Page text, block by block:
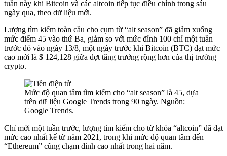
tuần này khi Bitcoin và các altcoin tiếp tục điều chỉnh trong sáu
ngày qua, theo dữ liệu mới.
Lượng tìm kiếm toàn cầu cho cụm từ “alt season” đã giảm xuống
mức điểm 45 vào thứ Ba, giảm so với mức đỉnh 100 chỉ một tuần
trước đó vào ngày 13/8, một ngày trước khi Bitcoin (BTC) đạt mức
cao mới là $ 124,128 giữa đợt tăng trưởng rộng hơn của thị trường
crypto.
Mức độ quan tâm tìm kiếm cho “alt season” là 45, dựa
trên dữ liệu Google Trends trong 90 ngày. Nguồn:
Google Trends.
Chỉ mới một tuần trước, lượng tìm kiếm cho từ khóa “altcoin” đã đạt
mức cao nhất kể từ năm 2021, trong khi mức độ quan tâm đến
“Ethereum” cũng chạm đỉnh cao nhất trong hai năm.